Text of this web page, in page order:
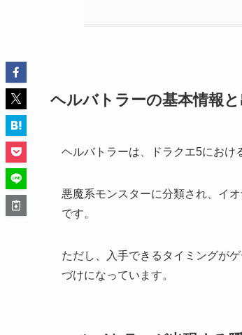
ヘルバトラーの基本情報
ヘルバトラーは、ドラクエ5におけ
悪魔系モンスターに分類され、イ
です。
ただし、入手できるタイミングが
づけになっています。